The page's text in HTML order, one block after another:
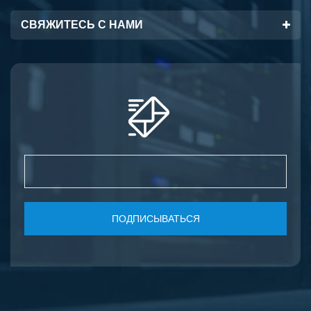
СВЯЖИТЕСЬ С НАМИ
ПОДПИСЫВАТЬСЯ